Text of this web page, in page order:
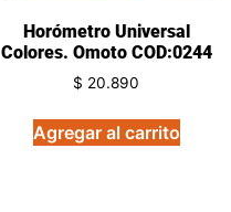
Horómetro Universal
Colores. Omoto COD:0244
$ 20.890
Agregar al carrito